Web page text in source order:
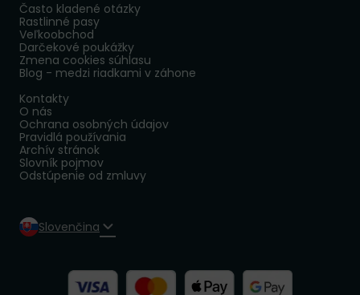
Často kladené otázky
Rastlinné pasy
Veľkoobchod
Darčekové poukážky
Zmena cookies súhlasu
Blog - medzi riadkami v záhone
Kontakty
O nás
Ochrana osobných údajov
Pravidlá používania
Archív stránok
Slovník pojmov
Odstúpenie od zmluvy
Slovenčina